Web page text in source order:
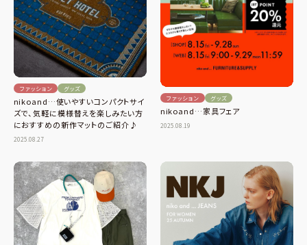
ファッション グッズ
nikoand…使いやすいコンパクトサイ
ズで、気軽に模様替えを楽しみたい方
におすすめの新作マットのご紹介♪
2025.08.27
ファッション グッズ
nikoand…家具フェア
2025.08.19